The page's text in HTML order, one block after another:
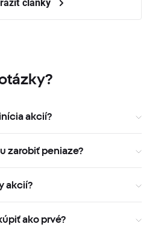
akcií?
zarobiť peniaze?
akcií?
ako prvé?